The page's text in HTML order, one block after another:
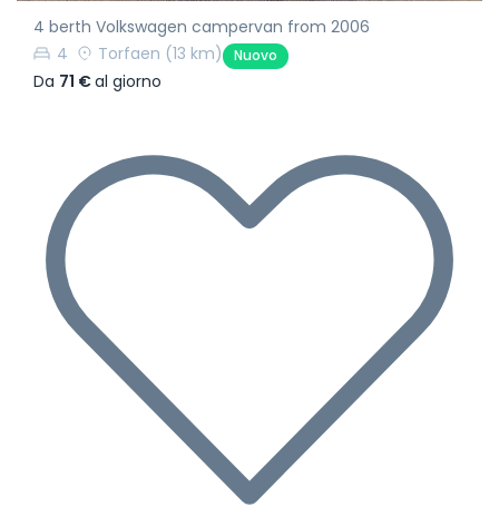
4 berth Volkswagen campervan from 2006
4
Torfaen (13 km) Nuovo
Da 71 €al giorno